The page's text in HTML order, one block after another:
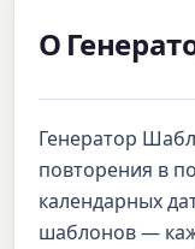
О
Генератор
повторения в
календарных
шаблонов —